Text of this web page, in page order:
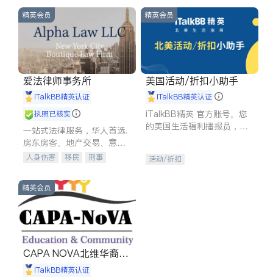
商铺租售
石。
精英会员
爱法律师事务所
iTalkBB精英认证
执照已核实
一站式法律服务，华人首选.
房东房客、地产交易、意外
伤害、车祸重伤、商业诉
建筑合同、刑事案件全包办
人身伤害 移民
刑事
信托/遗嘱
商业
索赔
律师-其它 保释
精英会员
美国活动/折扣小助手
iTalkBB精英认证
iTalkBB精英 官方账号。您
的美国生活福利播报员，精
专属福利。
活动/折扣
精英会员
CAPA NOVA北维华裔家
长会iTalkBB精英认证